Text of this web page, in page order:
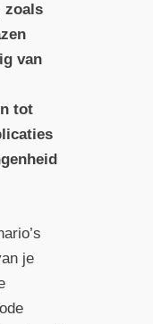
zoals
van
tot
je